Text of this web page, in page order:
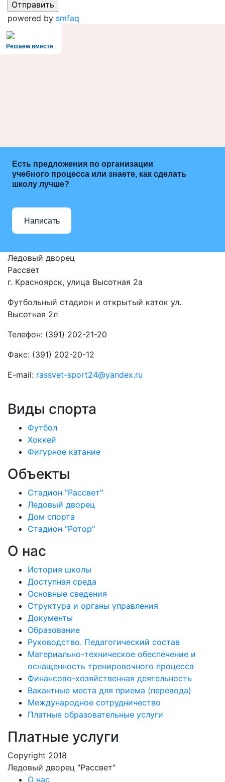
powered by smfaq
Решаем вместе
Есть предложения по организации
учебного процесса или знаете, как сделать
школу лучше?
Написать
Ледовый дворец
Рассвет
г. Красноярск, улица Высотная 2a
Футбольный стадион и открытый каток ул.
Высотная 2л
Телефон: (391) 202-21-20
Факс: (391) 202-20-12
E-mail: rassvet-sport24@yandex.ru
Виды спорта
Футбол
Хоккей
Фигурное катание
Объекты
Стадион "Рассвет"
Ледовый дворец
Дом спорта
Стадион "Ротор"
О нас
История школы
Доступная среда
Основные сведения
Структура и органы управления
Документы
Образование
Руководство. Педагогический состав
Материально-техническое обеспечение и
оснащенность тренировочного процесса
Финансово-хозяйственная деятельность
Вакантные места для приема (перевода)
Международное сотрудничество
Платные образовательные услуги
Платные услуги
Copyright 2018
Ледовый дворец "Рассвет"
О нас